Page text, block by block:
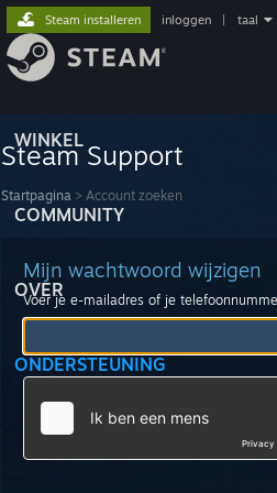
WINKEL
COMMUNITY
OVER
ONDERSTEUNING
Steam installeren inloggen taal
Steam Support
Startpagina > Account zoeken
Mijn wachtwoord wijzigen
Voer je e-mailadres of je